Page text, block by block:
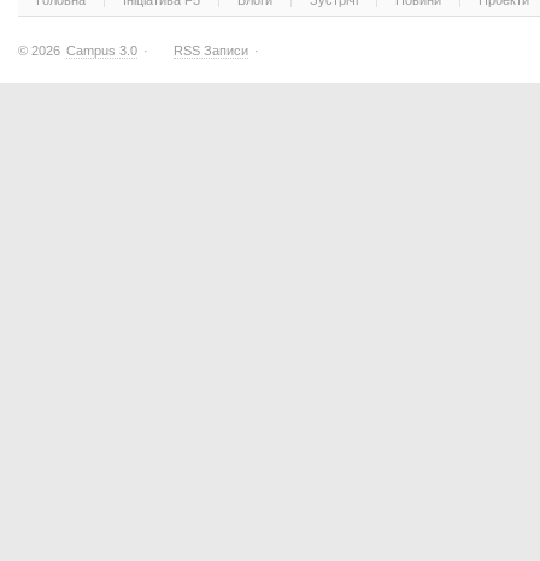
© 2026 Campus 3.0 · RSS Записи ·